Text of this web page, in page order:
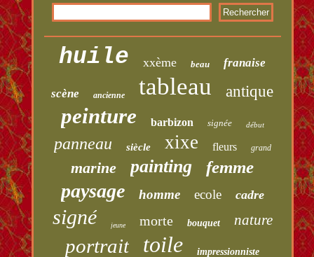
huile xxème beau franaise
scène ancienne tableau antique
peinture barbizon signée début
panneau siècle xixe fleurs grand
marine painting femme
paysage homme ecole cadre
signé jeune morte bouquet nature
portrait toile impressionniste